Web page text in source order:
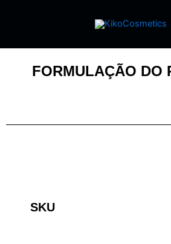
FORMULAÇÃO DO
SKU